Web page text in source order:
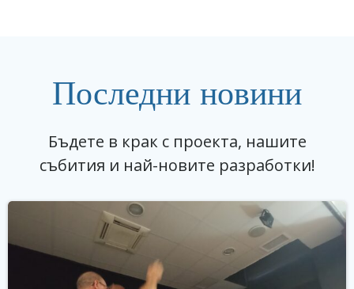
Последни новини
Бъдете в крак с проекта, нашите
събития и най-новите разработки!